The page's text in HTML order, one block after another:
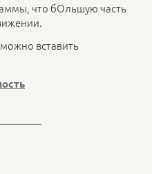
что бОльшую часть
вставить